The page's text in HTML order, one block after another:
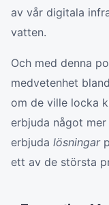
av vår digitala
vatten.
Och med denna
medvetenhet
om de ville locka
erbjuda något
erbjuda lösningar
ett av de största